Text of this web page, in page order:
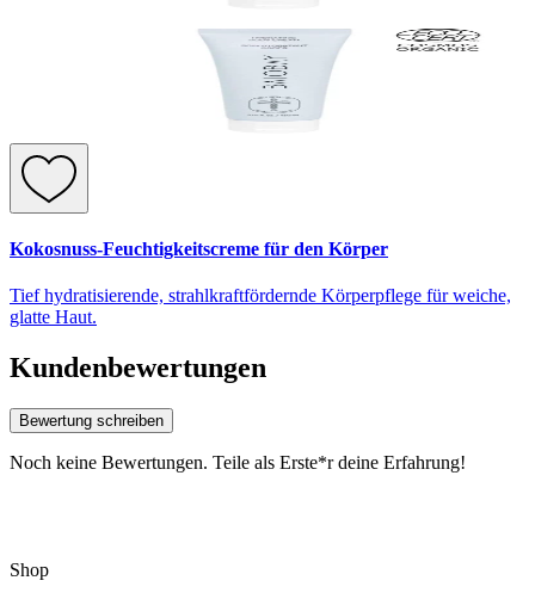
Kokosnuss-Feuchtigkeitscreme für den Körper
Tief hydratisierende, strahlkraftfördernde Körperpflege für weiche,
glatte Haut.
Kundenbewertungen
Bewertung schreiben
Noch keine Bewertungen. Teile als Erste*r deine Erfahrung!
Shop